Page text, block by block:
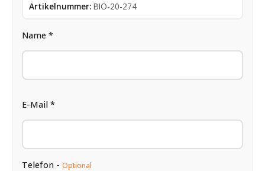
Artikelnummer: BIO-20-274
Name *
E-Mail *
Telefon - Optional